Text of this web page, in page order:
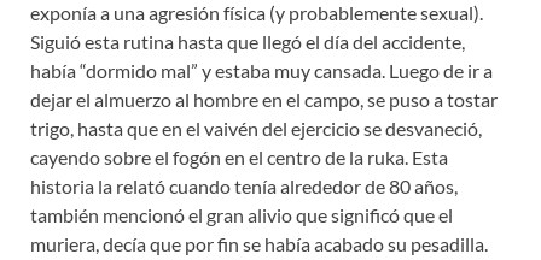
exponía a una agresión física (y probablemente sexual).
Siguió esta rutina hasta que llegó el día del accidente,
había “dormido mal” y estaba muy cansada. Luego de ir a
dejar el almuerzo al hombre en el campo, se puso a tostar
trigo, hasta que en el vaivén del ejercicio se desvaneció,
cayendo sobre el fogón en el centro de la ruka. Esta
historia la relató cuando tenía alrededor de 80 años,
también mencionó el gran alivio que significó que el
muriera, decía que por fin se había acabado su pesadilla.